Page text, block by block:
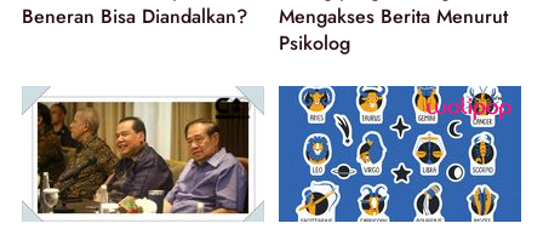
Beneran Bisa Diandalkan?
Mengakses Berita Menurut
Psikolog